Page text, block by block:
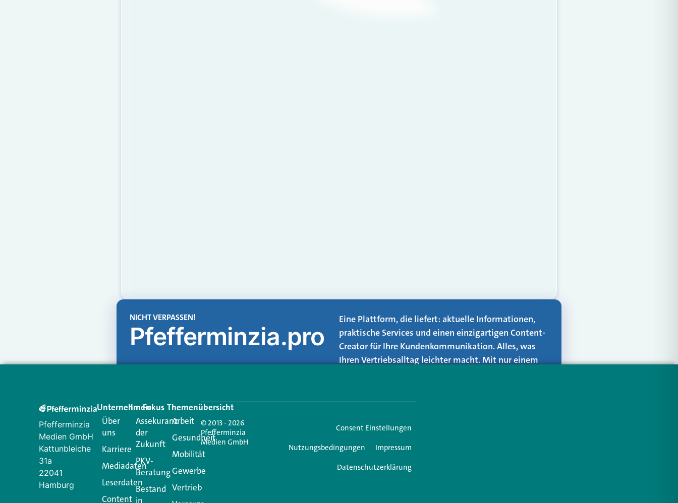
NICHT VERPASSEN!
Pfefferminzia.pro
Eine Plattform, die liefert: aktuelle Informationen,
praktische Services und einen einzigartigen Content-
Creator für Ihre Kundenkommunikation. Alles, was
Ihren Vertriebsalltag leichter macht. Mit nur einem
Pfefferminzia
Medien GmbH
Kattunbleiche
31a
22041
Hamburg
Unternehmen
Über
uns
Karriere
Mediadaten
Leserdaten
Content
Im Fokus
Assekuranz
der
Zukunft
PKV-
Beratung
Bestand
in
Themenübersicht
Arbeit
Gesundheit
Mobilität
Gewerbe
Vertrieb
© 2013 - 2026
Pfefferminzia
Medien GmbH
Consent Einstellungen
Nutzungsbedingungen
Impressum
Datenschutzerklärung